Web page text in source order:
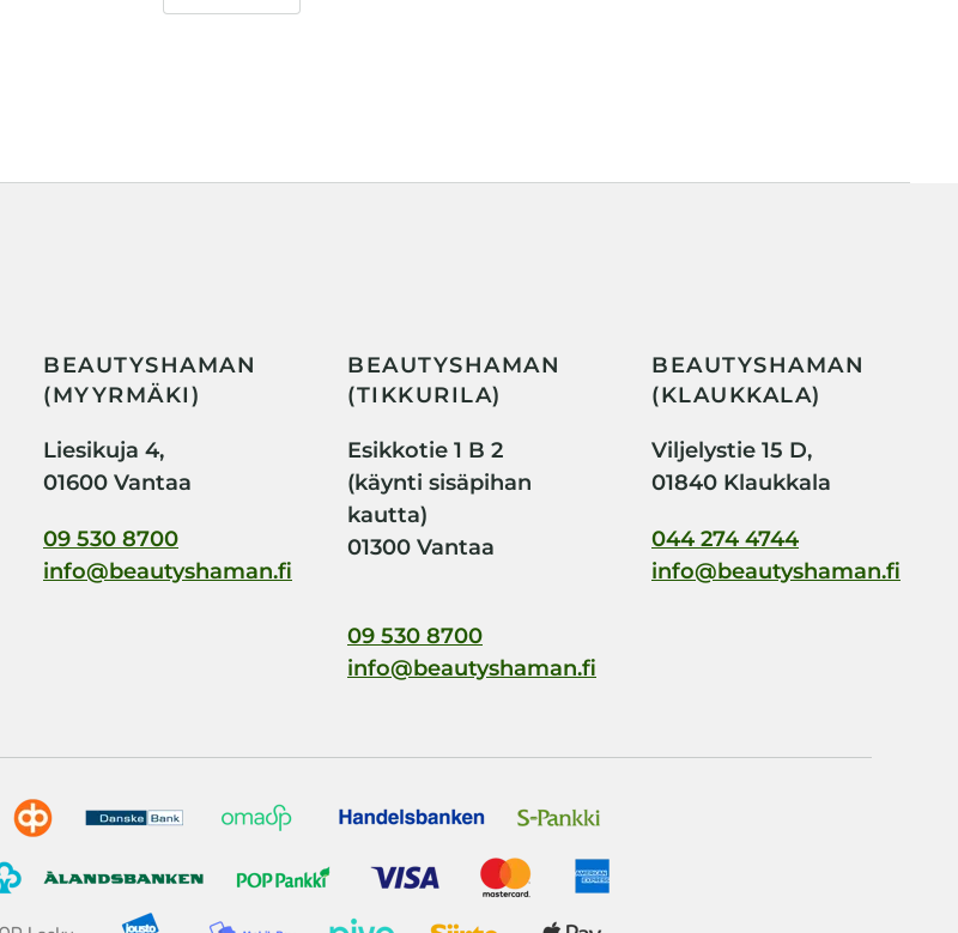
BEAUTYSHAMAN
(MYYRMÄKI)
Liesikuja 4,
01600 Vantaa
09 530 8700
info@beautyshaman.fi
BEAUTYSHAMAN
(TIKKURILA)
Esikkotie 1 B 2
(käynti sisäpihan
kautta)
01300 Vantaa
09 530 8700
info@beautyshaman.fi
BEAUTYSHAMAN
(KLAUKKALA)
Viljelystie 15 D,
01840 Klaukkala
044 274 4744
info@beautyshaman.fi